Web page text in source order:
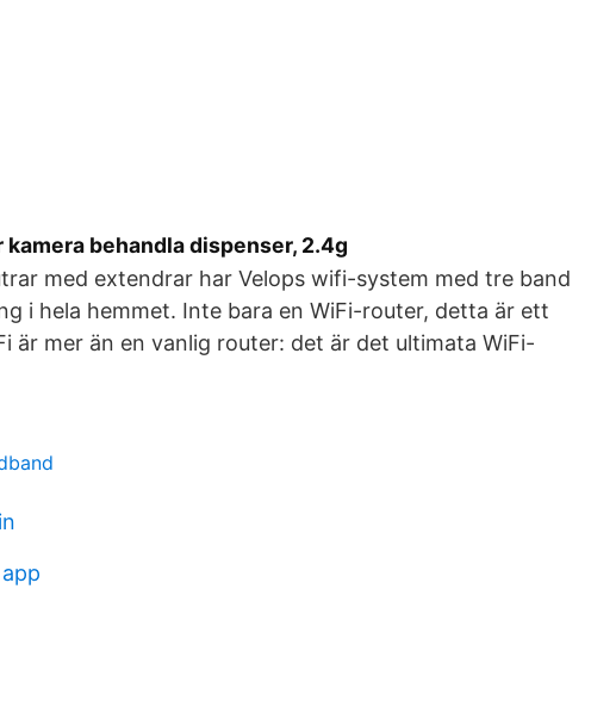
behandla dispenser, 2.4g
med extendrar har Velops wifi-system med tre band
i hela hemmet. Inte bara en WiFi-router, detta är ett
är mer än en vanlig router: det är det ultimata WiFi-